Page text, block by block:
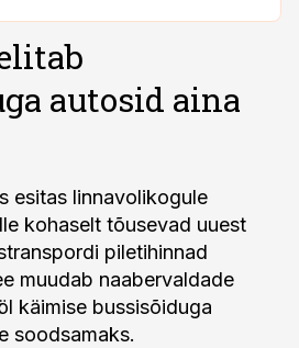
autosid aina
esitas linnavolikogule
kohaselt tõusevad uuest
piletihinnad
muudab naabervaldade
käimise bussisõiduga
soodsamaks.